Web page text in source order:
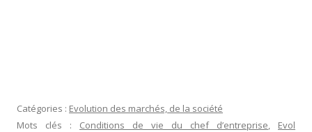
Catégories : Evolution des marchés, de la société
Mots clés : Conditions de vie du chef d’entreprise, Evol